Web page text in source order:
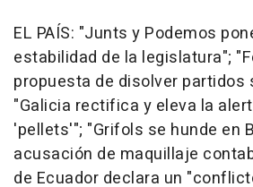
EL PAÍS: "Junts y Podemos
estabilidad de la legislatura";
propuesta de disolver
"Galicia rectifica y eleva la
'pellets'"; "Grifols se hunde en
acusación de maquillaje
de Ecuador declara un